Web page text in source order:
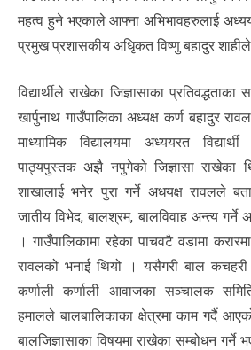
महत्व हुने भएकाले आफ्ना अभिभावहरुलाई
प्रमुख प्रशासकीय अधिृकत विष्णु बहादुर
विद्यार्थीले राखेका जिज्ञासाका
खार्पुनाथ गाउँपालिका अध्यक्ष कर्ण बहादुर
माध्यामिक विद्यालयमा अध्ययरत
पाठ्यपुस्तक अझै नपुगेको जिज्ञासा राखेका
शाखालाई भनेर पुरा गर्ने अधयक्ष रावलले
जातीय विभेद, बालश्रम, बालविवाह अन्त्य गर्ने
। गाउँपालिकामा रहेका पाचवटै वडामा
रावलको भनाई थियो । यसैगरी बाल कचहरी
कर्णाली कर्णाली आवाजका सञ्चालक
हमालले बालबालिकाका क्षेत्रमा काम गर्दै
बालजिज्ञासाका विषयमा राखेका सम्बोधन गर्ने